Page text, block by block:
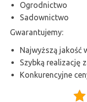
Gumki
Gumki do
Gumki i
oraz cięte na
Gumki do
Ogrodnictwo
Sadownictwo
Gwarantujemy:
Najwyższą jakość
Szybką realizację
Konkurencyjne